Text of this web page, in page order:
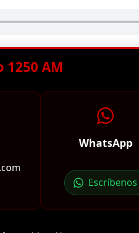
1250 AM
WhatsApp
Escríbenos